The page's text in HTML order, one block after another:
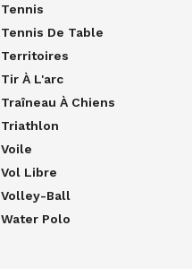
Tennis
Tennis De Table
Territoires
Tir À L'arc
Traîneau À Chiens
Triathlon
Voile
Vol Libre
Volley-Ball
Water Polo